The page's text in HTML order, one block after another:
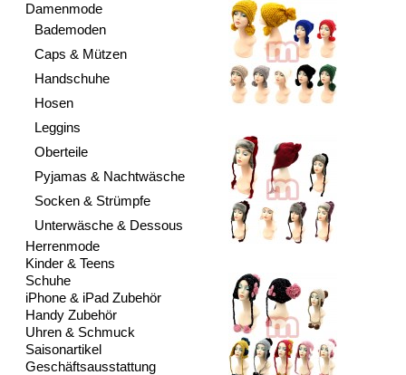
Damenmode
Bademoden
Caps & Mützen
Handschuhe
Hosen
Leggins
Oberteile
Pyjamas & Nachtwäsche
Socken & Strümpfe
Unterwäsche & Dessous
Herrenmode
Kinder & Teens
Schuhe
iPhone & iPad Zubehör
Handy Zubehör
Uhren & Schmuck
Saisonartikel
Geschäftsausstattung